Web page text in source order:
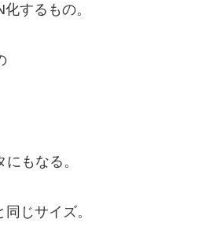
するもの。
もなる。
じサイズ。